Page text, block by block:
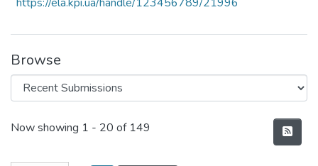
Browse
Recent Submissions
Now showing 1 - 20 of 149